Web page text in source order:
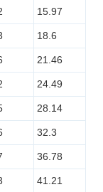
15.97
18.6
21.46
24.49
28.14
32.3
36.78
41.21